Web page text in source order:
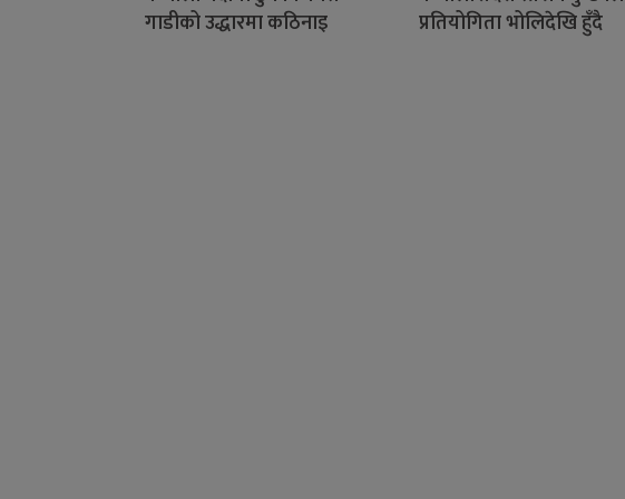
गाडीको उद्धारमा कठिनाइ
प्रतियोगिता भोलिदेखि हुँदै